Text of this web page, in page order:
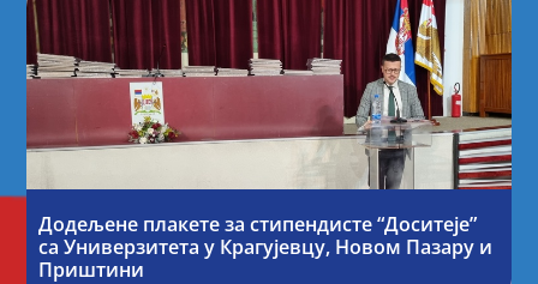
Додељене плакете за стипендисте “Доситеје”
са Универзитета у Крагујевцу, Новом Пазару и
Приштини